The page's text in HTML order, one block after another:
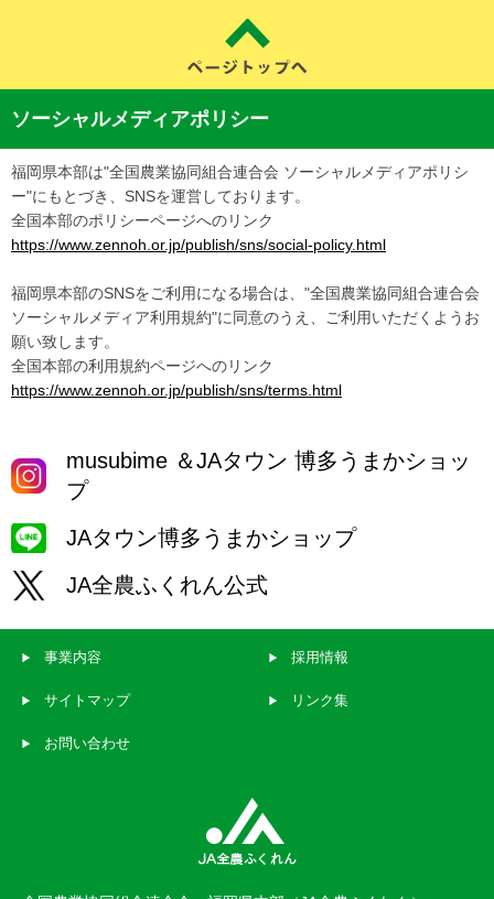
ソーシャルメディアポリシー
福岡県本部は"全国農業協同組合連合会 ソーシャルメディアポリシ
ー"にもとづき、SNSを運営しております。
全国本部のポリシーページへのリンク
https://www.zennoh.or.jp/publish/sns/social-policy.html
福岡県本部のSNSをご利用になる場合は、"全国農業協同組合連合会
ソーシャルメディア利用規約"に同意のうえ、ご利用いただくようお
願い致します。
全国本部の利用規約ページへのリンク
https://www.zennoh.or.jp/publish/sns/terms.html
musubime ＆JAタウン 博多うまかショッ
プ
JAタウン博多うまかショップ
JA全農ふくれん公式
事業内容 採用情報
サイトマップ リンク集
お問い合わせ